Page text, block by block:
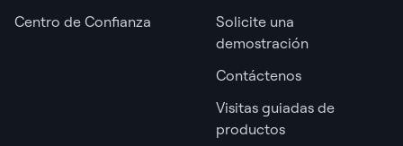
Centro de Confianza
Solicite una
demostración
Contáctenos
Visitas guiadas de
productos